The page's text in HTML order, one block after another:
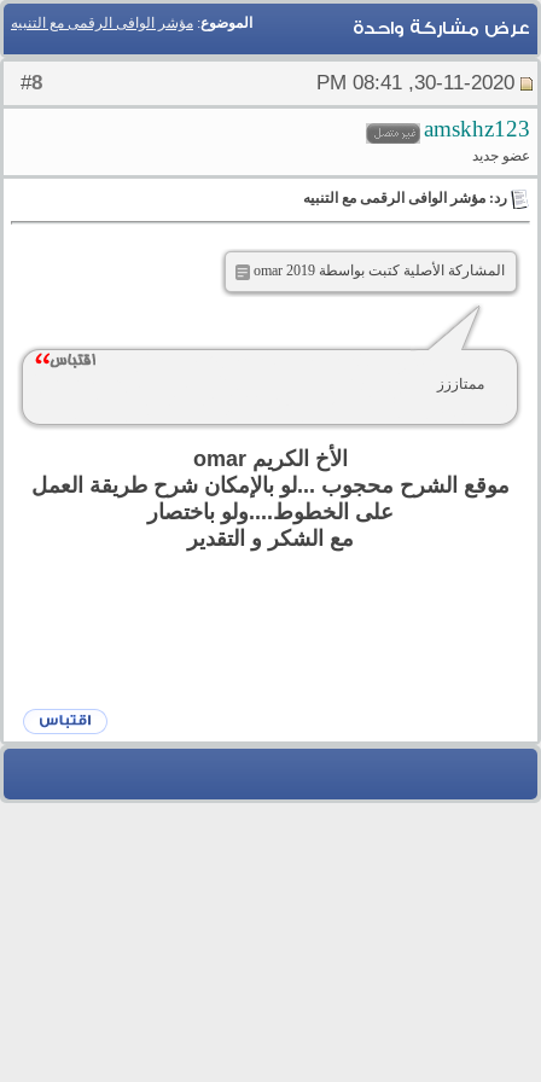
الموضوع: مؤشر الوافى الرقمى مع التنبيه عرض مشاركة واحدة
8
amskhz123
عضو جديد
رد: مؤشر الوافى الرقمى مع التنبيه
المشاركة الأصلية كتبت بواسطة omar 2019
ممتاززز
الأخ الكريم omar
موقع الشرح محجوب ...لو بالإمكان شرح طريقة العمل
على الخطوط....ولو باختصار
مع الشكر و التقدير